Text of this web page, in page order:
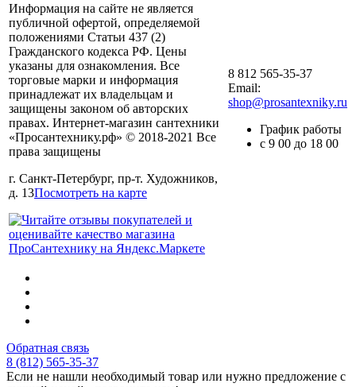
Информация на сайте не является
публичной офертой, определяемой
положениями Статьи 437 (2)
Гражданского кодекса РФ. Цены
указаны для ознакомления. Все
торговые марки и информация
принадлежат их владельцам и
защищены законом об авторских
правах. Интернет-магазин сантехники
«Просантехнику.рф» © 2018-2021 Все
права защищены
г. Санкт-Петербург, пр-т. Художников,
д. 13Посмотреть на карте
8 812 565-35-37
Email:
shop@prosantexniky.ru
График работы
с 9 00 до 18 00
Обратная связь
8 (812) 565-35-37
Если не нашли необходимый товар или нужно предложение с